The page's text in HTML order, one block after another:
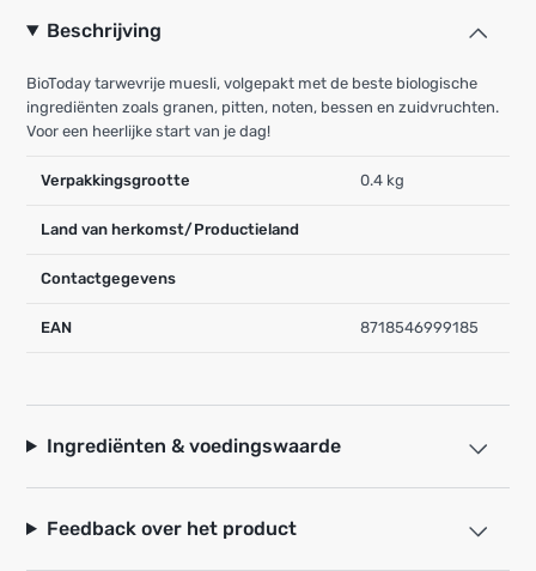
Beschrijving
BioToday tarwevrije muesli, volgepakt met de beste biologische
ingrediënten zoals granen, pitten, noten, bessen en zuidvruchten.
Voor een heerlijke start van je dag!
Verpakkingsgrootte 0.4 kg
Land van herkomst/Productieland
Contactgegevens
EAN 8718546999185
Ingrediënten & voedingswaarde
Feedback over het product